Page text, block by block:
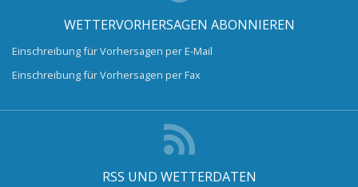
WETTERVORHERSAGEN ABONNIEREN
Einschreibung für Vorhersagen per E-Mail
Einschreibung für Vorhersagen per Fax
RSS UND WETTERDATEN